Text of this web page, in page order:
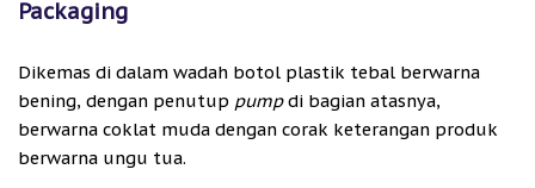
Packaging
Dikemas di dalam wadah botol plastik tebal berwarna
bening, dengan penutup pumpdi bagian atasnya,
berwarna coklat muda dengan corak keterangan produk
berwarna ungu tua.